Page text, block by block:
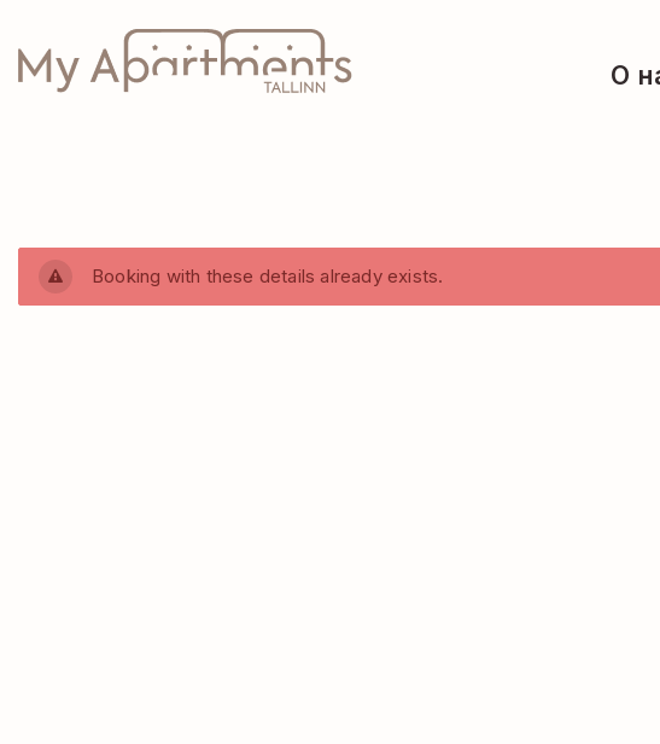
О
Booking with these details already exists.